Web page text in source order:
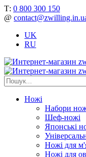
Т: 0 800 300 150
@
UK
RU
Ножі
Набори
Шеф-ножі
Японські
Ножі для
Ножі для